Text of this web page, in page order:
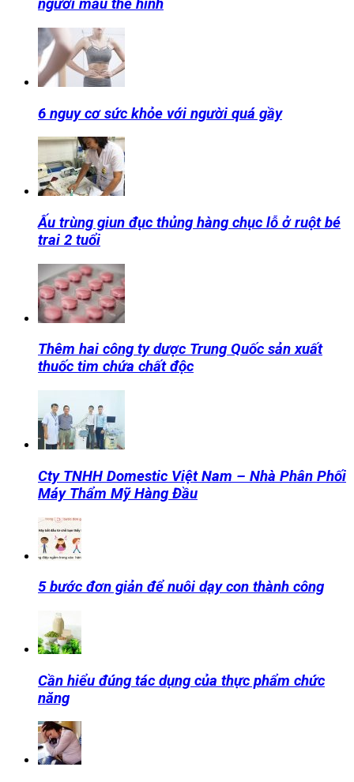
người mẫu thể hình
6 nguy cơ sức khỏe với người quá gầy
Ấu trùng giun đục thủng hàng chục lỗ ở ruột bé
trai 2 tuổi
Thêm hai công ty dược Trung Quốc sản xuất
thuốc tim chứa chất độc
Cty TNHH Domestic Việt Nam – Nhà Phân Phối
Máy Thẩm Mỹ Hàng Đầu
5 bước đơn giản để nuôi dạy con thành công
Cần hiểu đúng tác dụng của thực phẩm chức
năng